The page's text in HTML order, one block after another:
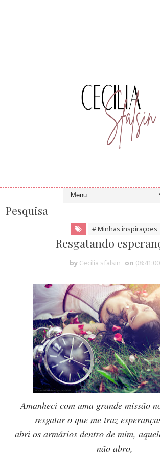
Pesquisa
# Minhas inspirações
Resgatando
by Cecilia sfalsin on 08:41:00
Amanheci com uma grande missão
resgatar o que me traz
abri os armários dentro de mim,
não abro,